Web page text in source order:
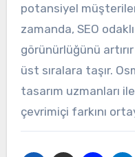
potansiyel
zamanda, SEO
görünürlüğünü
üst sıralara taşır.
tasarım uzmanları
çevrimiçi farkını